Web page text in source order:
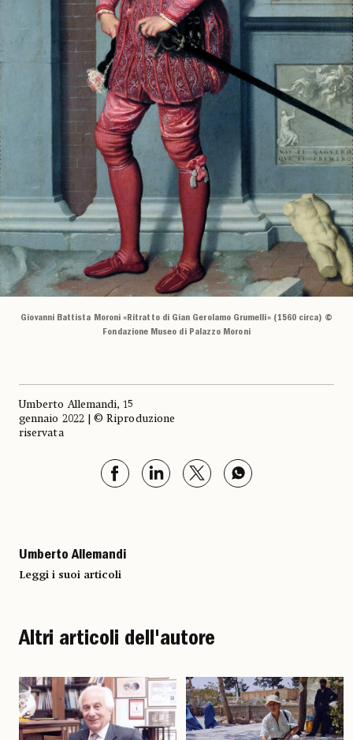
Giovanni Battista Moroni «Ritratto di Gian Gerolamo Grumelli» (1560 circa) ©
Fondazione Museo di Palazzo Moroni
Umberto Allemandi, 15
gennaio 2022 | © Riproduzione
riservata
Umberto Allemandi
Leggi i suoi articoli
Altri articoli dell'autore